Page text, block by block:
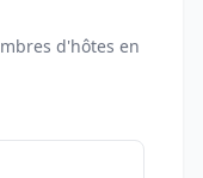
d'hôtes en